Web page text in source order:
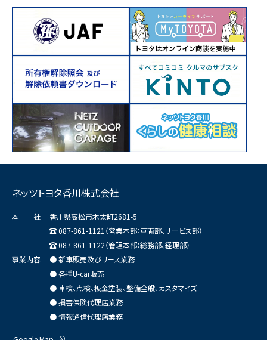
ネッツトヨタ香川株式会社
本 社
香川県高松市木太町2681-5
087-861-1121（営業本部：車両部、サービス部）
087-861-1122（管理本部：総務部、経理部）
事業内容
● 新車販売及びリース業務
● 各種U-car販売
● 車検、点検、板金塗装、整備全般、カスタマイズ
● 損害保険代理店業務
● 情報通信代理店業務